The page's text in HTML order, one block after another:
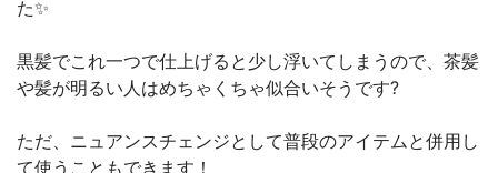
た✨
黒髪でこれ一つで仕上げると少し浮いてしまうので、茶髪
や髪が明るい人はめちゃくちゃ似合いそうです?
ただ、ニュアンスチェンジとして普段のアイテムと併用し
て使うこともできます！